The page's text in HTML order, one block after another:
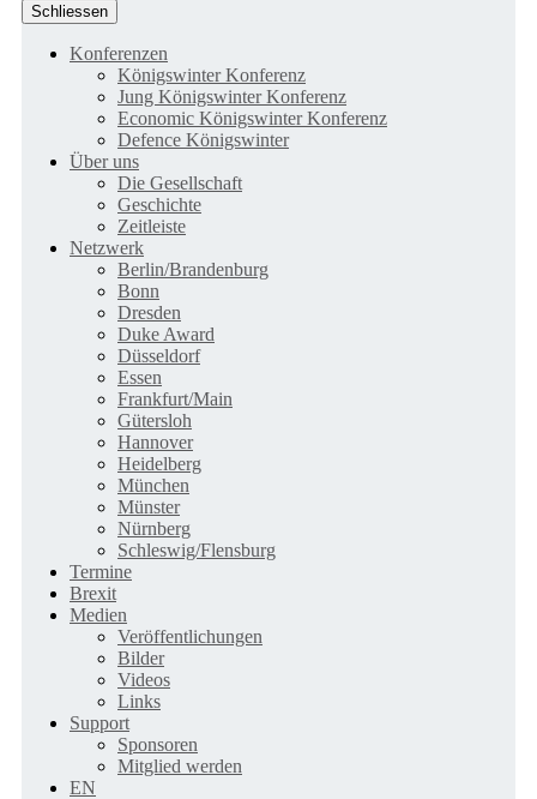
Schliessen
Konferenzen
Königswinter Konferenz
Jung Königswinter Konferenz
Economic Königswinter Konferenz
Defence Königswinter
Über uns
Die Gesellschaft
Geschichte
Zeitleiste
Netzwerk
Berlin/Brandenburg
Bonn
Dresden
Duke Award
Düsseldorf
Essen
Frankfurt/Main
Gütersloh
Hannover
Heidelberg
München
Münster
Nürnberg
Schleswig/Flensburg
Termine
Brexit
Medien
Veröffentlichungen
Bilder
Videos
Links
Support
Sponsoren
Mitglied werden
EN